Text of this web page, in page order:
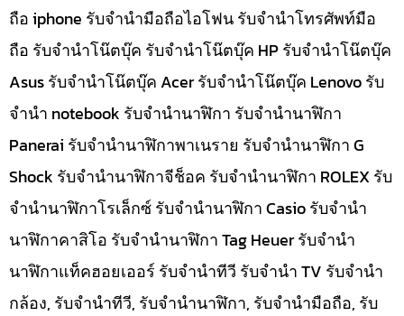
ถือ iphone รับจำนำมือถือไอโฟน รับจำนำโทรศัพท์มือ
ถือ รับจำนำโน๊ตบุ๊ค รับจำนำโน๊ตบุ๊ค HP รับจำนำโน๊ตบุ๊ค
Asus รับจำนำโน๊ตบุ๊ค Acer รับจำนำโน๊ตบุ๊ค Lenovo รับ
จำนำ notebook รับจำนำนาฬิกา รับจำนำนาฬิกา
Panerai รับจำนำนาฬิกาพาเนราย รับจำนำนาฬิกา G
Shock รับจำนำนาฬิกาจีช็อค รับจำนำนาฬิกา ROLEX รับ
จำนำนาฬิกาโรเล็กซ์ รับจำนำนาฬิกา Casio รับจำนำ
นาฬิกาคาสิโอ รับจำนำนาฬิกา Tag Heuer รับจำนำ
นาฬิกาแท็คฮอยเออร์ รับจำนำทีวี รับจำนำ TV รับจำนำ
กล้อง, รับจำนำทีวี, รับจำนำนาฬิกา, รับจำนำมือถือ, รับ